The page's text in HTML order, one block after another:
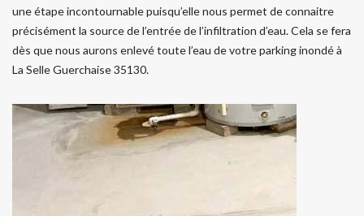
une étape incontournable puisqu’elle nous permet de connaitre
précisément la source de l’entrée de l’infiltration d’eau. Cela se fera
dès que nous aurons enlevé toute l’eau de votre parking inondé à
La Selle Guerchaise 35130.